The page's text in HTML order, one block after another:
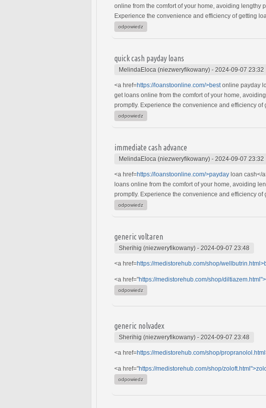
online from the comfort of your home, avoiding lengthy
Experience the convenience and efficiency of getting
odpowiedz
quick cash payday loans
MelindaEloca (niezweryfikowany) - 2024-09-07 23:32
<a href=https://loanstoonline.com/>best online payday
get loans online from the comfort of your home,
promptly. Experience the convenience and efficiency
odpowiedz
immediate cash advance
MelindaEloca (niezweryfikowany) - 2024-09-07 23:32
<a href=https://loanstoonline.com/>payday loan cash</
loans online from the comfort of your home, avoiding
promptly. Experience the convenience and efficiency
odpowiedz
generic voltaren
Sherihig (niezweryfikowany) - 2024-09-07 23:48
<a href=https://medistorehub.com/shop/
<a href="https://medistorehub.com/shop/
odpowiedz
generic nolvadex
Sherihig (niezweryfikowany) - 2024-09-07 23:48
<a href=https://medistorehub.com/shop/
<a href="https://medistorehub.com/shop/
odpowiedz